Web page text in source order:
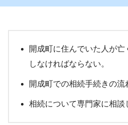
開成町に住んでいた人が
しなければならない。
開成町での相続手続きの流
相続について専門家に相談